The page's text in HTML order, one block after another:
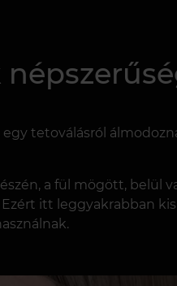
egy tetoválásról
a fül mögött, belül
itt leggyakrabban